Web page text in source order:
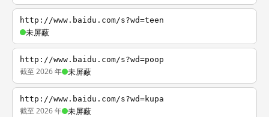
http://www.baidu.com/s?wd=teen
未屏蔽
http://www.baidu.com/s?wd=poop
截至 2026 年 未屏蔽
http://www.baidu.com/s?wd=kupa
截至 2026 年 未屏蔽